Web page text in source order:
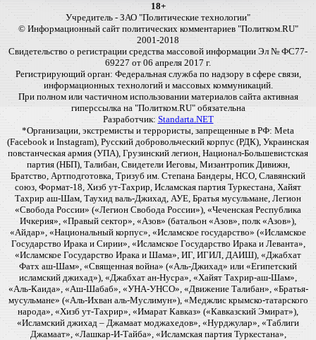
18+
Учредитель - ЗАО "Политические технологии"
© Информационный сайт политических комментариев "Политком.RU"
2001-2018
Свидетельство о регистрации средства массовой информации Эл № ФС77-
69227 от 06 апреля 2017 г.
Регистрирующий орган: Федеральная служба по надзору в сфере связи,
информационных технологий и массовых коммуникаций.
При полном или частичном использовании материалов сайта активная
гиперссылка на "Политком.RU" обязательна
Разработчик: Standarta.NET
*Организации, экстремисты и террористы, запрещенные в РФ: Meta
(Facebook и Instagram), Русский добровольческий корпус (РДК), Украинская
повстанческая армия (УПА), Грузинский легион, Национал-Большевистская
партия (НБП), Талибан, Свидетели Иеговы, Мизантропик Дивижн,
Братство, Артподготовка, Тризуб им. Степана Бандеры, НСО, Славянский
союз, Формат-18, Хизб ут-Тахрир, Исламская партия Туркестана, Хайят
Тахрир аш-Шам, Таухид валь-Джихад, АУЕ, Братья мусульмане, Легион
«Свобода России» («Легион Свобода России»), «Чеченская Республика
Ичкерия», «Правый сектор», «Азов» (батальон «Азов», полк «Азов»),
«Айдар», «Национальный корпус», «Исламское государство» («Исламское
Государство Ирака и Сирии», «Исламское Государство Ирака и Леванта»,
«Исламское Государство Ирака и Шама», ИГ, ИГИЛ, ДАИШ), «Джабхат
Фатх аш-Шам», «Священная война» («Аль-Джихад» или «Египетский
исламский джихад»), «Джабхат ан-Нусра», «Хайят Тахрир-аш-Шам»,
«Аль-Каида», «Аш-Шабаб», «УНА-УНСО», «Движение Талибан», «Братья-
мусульмане» («Аль-Ихван аль-Муслимун»), «Меджлис крымско-татарского
народа», «Хизб ут-Тахрир», «Имарат Кавказ» («Кавказский Эмират»),
«Исламский джихад – Джамаат моджахедов», «Нурджулар», «Таблиги
Джамаат», «Лашкар-И-Тайба», «Исламская партия Туркестана»,